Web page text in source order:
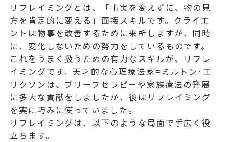
リフレイミングとは、「事実を変えずに、物の見
方を肯定的に変える」面接スキルです。クライエ
ントは物事を改善するために来所しますが、同時
に、変化しないための努力をしているものです。
これをうまく扱うための有力なスキルが、リフレ
イミングです。天才的な心理療法家=ミルトン･エ
リクソンは、ブリーフセラピーや家族療法の発展
に多大な貢献をしましたが、彼はリフレイミング
を実に巧みに使っていました。
リフレイミングは、以下のような局面で手広く役
立ちます。